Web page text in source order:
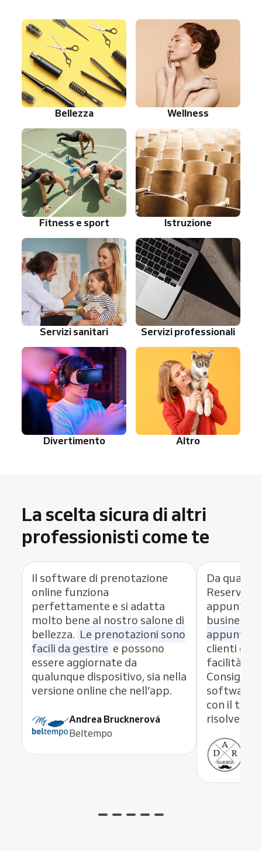
Bellezza Wellness
Fitness e sport Istruzione
Servizi sanitari Servizi professionali
Divertimento Altro
La scelta sicura di altri
professionisti come te
Il software di prenotazione
online funziona
perfettamente e si adatta
molto bene al nostro salone di
bellezza. Le prenotazioni sono
facili da gestire e possono
essere aggiornate da
qualunque dispositivo, sia nella
versione online che nell’app.
Andrea Brucknerová
Beltempo
Da
Reservio
business,
clienti
facilità di
Consiglio
software
con il
risolve